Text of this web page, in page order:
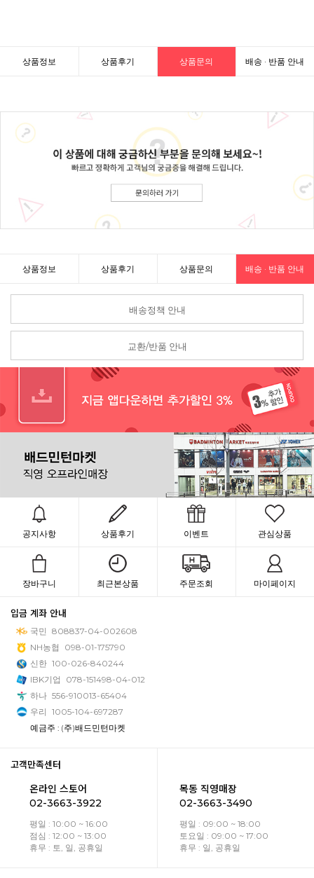
상품정보 상품후기 상품문의 배송 · 반품 안내
상품정보 상품후기 상품문의 배송 · 반품 안내
배송정책 안내
교환/반품 안내
공지사항 상품후기 이벤트 관심상품
장바구니 최근본상품 주문조회 마이페이지
입금 계좌 안내
국민 808837-04-002608
NH농협
098-01-175790
신한 100-026-840244
IBK기업
078-151498-04-012
하나 556-910013-65404
우리 1005-104-697287
예금주 : (주)배드민턴마켓
고객만족센터
온라인 스토어
02-3663-3922
평일 : 10:00 ~ 16:00
점심 : 12:00 ~ 13:00
휴무 : 토, 일, 공휴일
목동 직영매장
02-3663-3490
평일 : 09:00 ~ 18:00
토요일 : 09:00 ~ 17:00
휴무 : 일, 공휴일